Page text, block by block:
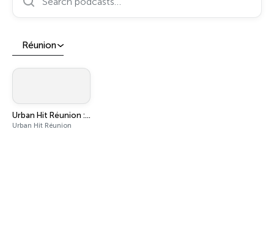
Réunion
Urban Hit Réunion : Ça D'Rap
Urban Hit Réunion